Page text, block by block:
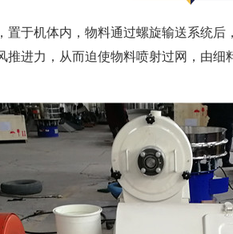
置于机体内，物料通过螺旋输送系统
推进力，从而迫使物料喷射过网，由